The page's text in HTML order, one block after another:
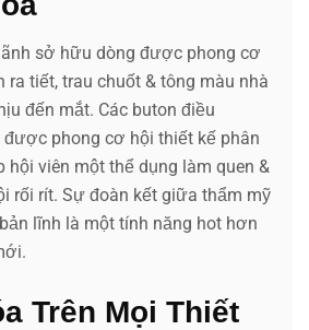
sở hữu dòng được phong cơ
ra tiết, trau chuốt & tông màu nhà
đến mắt. Các buton điều
phong cơ hội thiết kế phân
hội viên một thể dụng làm quen &
rối rít. Sự đoàn kết giữa thẩm mỹ
lĩnh là một tính năng hot hơn
Trên Mọi Thiết